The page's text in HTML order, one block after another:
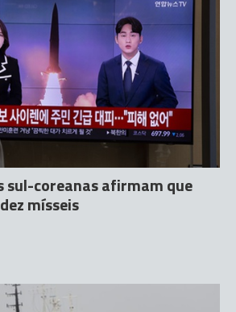
sul-coreanas afirmam que
mísseis